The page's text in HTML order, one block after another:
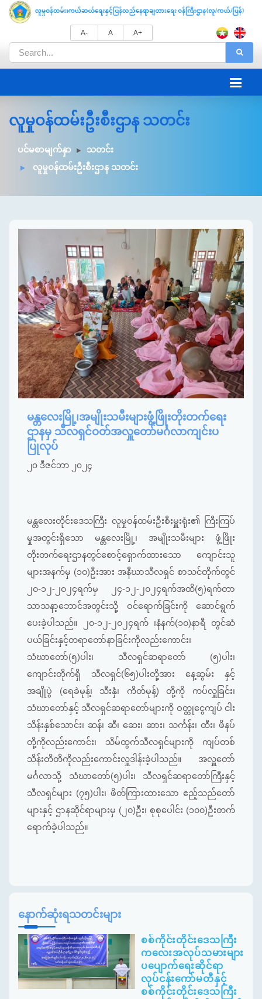
A- A A+
လူမှုဝန်ထမ်းဦးစီးဌာန သတင်း
ပင်မစာမျက်နှာ
သတင်း
လူမှုဝန်ထမ်းဦးစီးဌာန သတင်း
မန္တလေးမြို့၊အမျိုးသမီးများဖွံ့ဖြိုးတိုးတက်ရေး
ဌာနမှ သီလရှင်ဝတ်အလှူတော်မင်္ဂလာကျင်းပ
ပြုလုပ်
၂၀ ဒီဇင်ဘာ ၂၀၂၄
မန္တလေးတိုင်းဒေသကြီး လူမှုဝန်ထမ်းဦးစီးမှူးရုံး၏ ကြီးကြပ်
မှုအတွင်းရှိသော မန္တလေးမြို့၊ အမျိုးသမီးများ ဖွံ့ဖြိုး
တိုးတက်ရေးဌာနတွင်စောင့်ရှောက်ထားသော ကျောင်းသူ
များအနက်မှ (၁၀)ဦးအား အနီဃာသီလရှင် စာသင်တိုက်တွင်
၂၀-၁၂-၂၀၂၄ရက်မှ ၂၄-၁၂-၂၀၂၄ရက်အထိ(၅)ရက်တာ
သာသနာ့ဘောင်အတွင်းသို့ ဝင်ရောက်ခြင်းကို ဆောင်ရွက်
ပေးခဲ့ပါသည်။ ၂၀-၁၂-၂၀၂၄ရက် ၊နံနက်(၁၀)နာရီ တွင်ဆံ
ပယ်ခြင်းနှင့်တရာတော်နာခြင်းကိုလည်းကောင်း၊
သံဃာတော်(၅)ပါး၊ သီလရှင်ဆရာတော် (၅)ပါး၊
ကျောင်းတိုက်ရှိ သီလရှင်(၆၅)ပါးတို့အား နေ့ဆွမ်း နှင့်
အချိုပွဲ (ရေခဲမုန့်၊ သီးနှံ၊ ကိတ်မုန့်) တို့ကို ကပ်လှူခြင်း၊
သံဃာတော်နှင့် သီလရှင်ဆရာတော်များကို ဝတ္တုငွေကျပ် ငါး
သိန်းနှစ်သောင်း၊ ဆန်၊ ဆီ၊ ဆေး၊ ဆား၊ သင်္ကန်း၊ ထီး၊ ဖိနပ်
တို့ကိုလည်းကောင်း၊ သိမ်ထွက်သီလရှင်များကို ကျပ်တစ်
သိန်းတိတိကိုလည်းကောင်းလှူဒါန်းခဲ့ပါသည်။ အလှူတော်
မင်္ဂလာသို့ သံဃာတော်(၅)ပါး၊ သီလရှင်ဆရာတော်ကြီးနှင့်
သီလရှင်များ (၇၅)ပါး၊ ဖိတ်ကြားထားသော ဧည့်သည်တော်
များနှင့် ဌာနဆိုင်ရာများမှ (၂၀)ဦး၊ စုစုပေါင်း (၁၀၀)ဦးတက်
ရောက်ခဲ့ပါသည်။
နောက်ဆုံးရသတင်းများ
စစ်ကိုင်းတိုင်းဒေသကြီး
ကလေးအလုပ်သမားများ
ပပျောက်ရေးဆိုင်ရာ
လုပ်ငန်းကော်မတီနှင့်
စစ်ကိုင်းတိုင်းဒေသကြီး